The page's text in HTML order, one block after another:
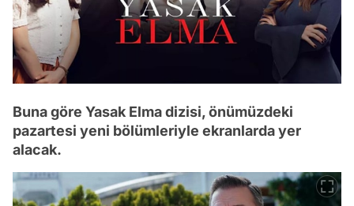
Buna göre Yasak Elma dizisi, önümüzdeki
pazartesi yeni bölümleriyle ekranlarda yer
alacak.